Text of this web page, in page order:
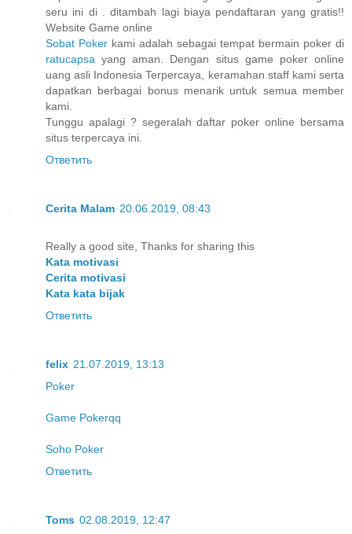
seru ini di . ditambah lagi biaya pendaftaran yang gratis!!
Website Game online
Sobat Poker kami adalah sebagai tempat bermain poker di
ratucapsa yang aman. Dengan situs game poker online
uang asli Indonesia Terpercaya, keramahan staff kami serta
dapatkan berbagai bonus menarik untuk semua member
kami.
Tunggu apalagi ? segeralah daftar poker online bersama
situs terpercaya ini.
Ответить
Cerita Malam 20.06.2019, 08:43
Really a good site, Thanks for sharing this
Kata motivasi
Cerita motivasi
Kata kata bijak
Ответить
felix 21.07.2019, 13:13
Poker
Game Pokerqq
Soho Poker
Ответить
Toms 02.08.2019, 12:47